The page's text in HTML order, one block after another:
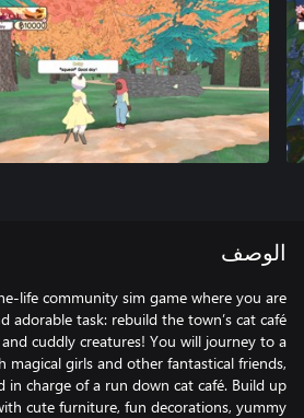
الوصف
life community sim game where you are
adorable task: rebuild the town’s cat café
cuddly creatures! You will journey to a
magical girls and other fantastical friends,
in charge of a run down cat café. Build up
cute furniture, fun decorations, yummy